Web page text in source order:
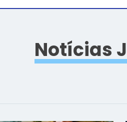
Notícias